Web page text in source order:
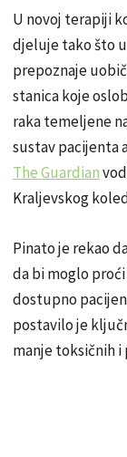
U novoj terapiji
djeluje tako što
prepoznaje
stanica koje
raka temeljene
sustav pacijenta
The Guardian
Kraljevskog
Pinato je rekao
da bi moglo
dostupno
postavilo je
manje toksičnih